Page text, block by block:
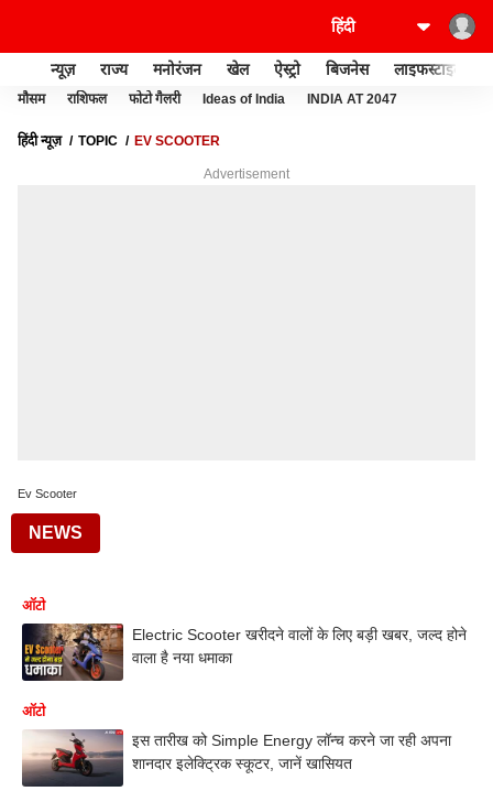
न्यूज़ राज्य मनोरंजन खेल ऐस्ट्रो बिजनेस लाइफस्टाइल
मौसम राशिफल फोटो गैलरी Ideas of India INDIA AT 2047
हिंदी न्यूज़ TOPIC EV SCOOTER
Advertisement
Ev Scooter
NEWS
ऑटो
Electric Scooter खरीदने वालों के लिए बड़ी खबर, जल्द होने
वाला है नया धमाका
ऑटो
इस तारीख को Simple Energy लॉन्च करने जा रही अपना
शानदार इलेक्ट्रिक स्कूटर, जानें खासियत